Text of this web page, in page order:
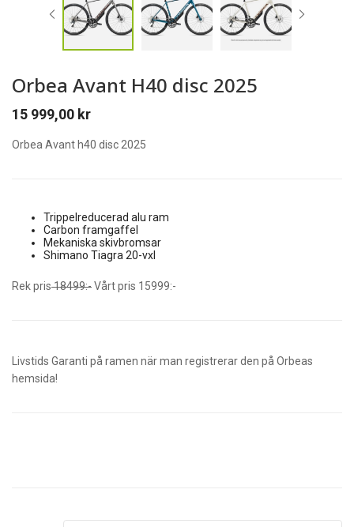
Orbea Avant H40 disc 2025
15 999,00 kr
Orbea Avant h40 disc 2025
Trippelreducerad alu ram
Carbon framgaffel
Mekaniska skivbromsar
Shimano Tiagra 20-vxl
Rek pris18499:-Vårt pris 15999:-
Livstids Garanti på ramen när man registrerar den på Orbeas
hemsida!